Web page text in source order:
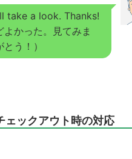
take a look. Thanks!
よかった。見てみま
う！）
ックアウト時の対応